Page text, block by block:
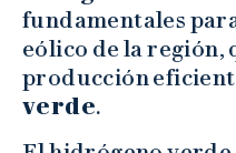
fundamentales
eólico de la región,
producción
verde.